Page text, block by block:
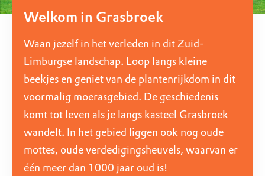
Welkom in Grasbroek
Waan jezelf in het verleden in dit Zuid-
Limburgse landschap. Loop langs kleine
beekjes en geniet van de plantenrijkdom in dit
voormalig moerasgebied. De geschiedenis
komt tot leven als je langs kasteel Grasbroek
wandelt. In het gebied liggen ook nog oude
mottes, oude verdedigingsheuvels, waarvan er
één meer dan 1000 jaar oud is!